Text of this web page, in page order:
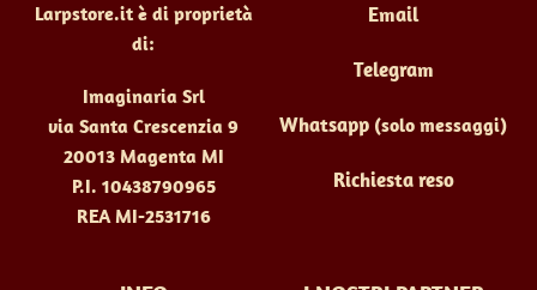
Larpstore.it è di proprietà
di:
Imaginaria Srl
via Santa Crescenzia 9
20013 Magenta MI
P.I. 10438790965
REA MI-2531716
Email
Telegram
Whatsapp (solo messaggi)
Richiesta reso